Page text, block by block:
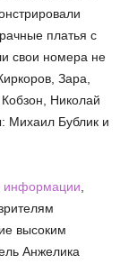
платья с
свои номера не
Зара,
Николай
Михаил Бублик и
информации
высоким
Анжелика